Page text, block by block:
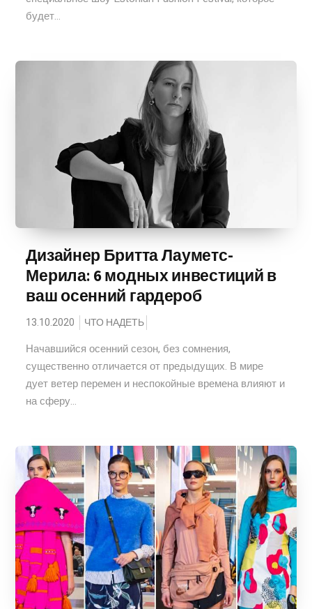
будет...
Дизайнер Бритта Лауметс-
Мерила: 6 модных инвестиций в
ваш осенний гардероб
13.10.2020 ЧТО НАДЕТЬ
Начавшийся осенний сезон, без сомнения,
существенно отличается от предыдущих. В мире
дует ветер перемен и неспокойные времена влияют и
на сферу...